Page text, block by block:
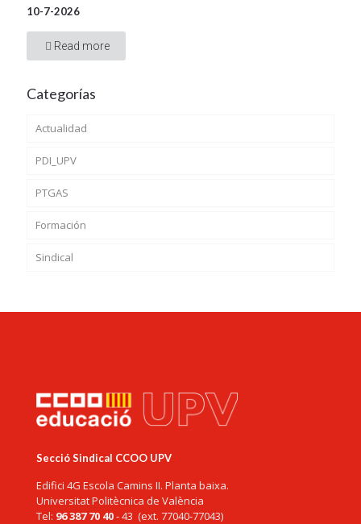
10-7-2026
Read more
Categorías
Actualidad
PDI_UPV
PTGAS
Formación
Sindical
Secció Sindical CCOO UPV
Edifici 4G Escola Camins II. Planta baixa.
Universitat Politècnica de València
Tel: 96 387 70 40- 43 (ext. 77040-77043)